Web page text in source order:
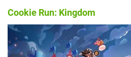
Cookie Run: Kingdom